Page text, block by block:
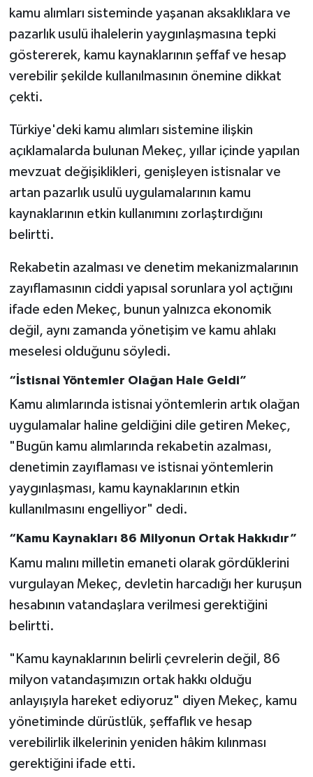
kamu alımları sisteminde yaşanan aksaklıklara ve
pazarlık usulü ihalelerin yaygınlaşmasına tepki
göstererek, kamu kaynaklarının şeffaf ve hesap
verebilir şekilde kullanılmasının önemine dikkat
çekti.
Türkiye'deki kamu alımları sistemine ilişkin
açıklamalarda bulunan Mekeç, yıllar içinde yapılan
mevzuat değişiklikleri, genişleyen istisnalar ve
artan pazarlık usulü uygulamalarının kamu
kaynaklarının etkin kullanımını zorlaştırdığını
belirtti.
Rekabetin azalması ve denetim mekanizmalarının
zayıflamasının ciddi yapısal sorunlara yol açtığını
ifade eden Mekeç, bunun yalnızca ekonomik
değil, aynı zamanda yönetişim ve kamu ahlakı
meselesi olduğunu söyledi.
“İstisnai Yöntemler Olağan Hale Geldi”
Kamu alımlarında istisnai yöntemlerin artık olağan
uygulamalar haline geldiğini dile getiren Mekeç,
"Bugün kamu alımlarında rekabetin azalması,
denetimin zayıflaması ve istisnai yöntemlerin
yaygınlaşması, kamu kaynaklarının etkin
kullanılmasını engelliyor" dedi.
“Kamu Kaynakları 86 Milyonun Ortak Hakkıdır”
Kamu malını milletin emaneti olarak gördüklerini
vurgulayan Mekeç, devletin harcadığı her kuruşun
hesabının vatandaşlara verilmesi gerektiğini
belirtti.
"Kamu kaynaklarının belirli çevrelerin değil, 86
milyon vatandaşımızın ortak hakkı olduğu
anlayışıyla hareket ediyoruz" diyen Mekeç, kamu
yönetiminde dürüstlük, şeffaflık ve hesap
verebilirlik ilkelerinin yeniden hâkim kılınması
gerektiğini ifade etti.